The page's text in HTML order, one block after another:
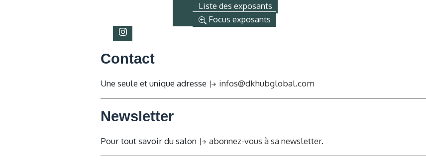
Liste des exposants
Focus exposants
Contact
Une seule et unique adresse infos@dkhubglobal.com
Newsletter
Pour tout savoir du salon abonnez-vous à sa newsletter.